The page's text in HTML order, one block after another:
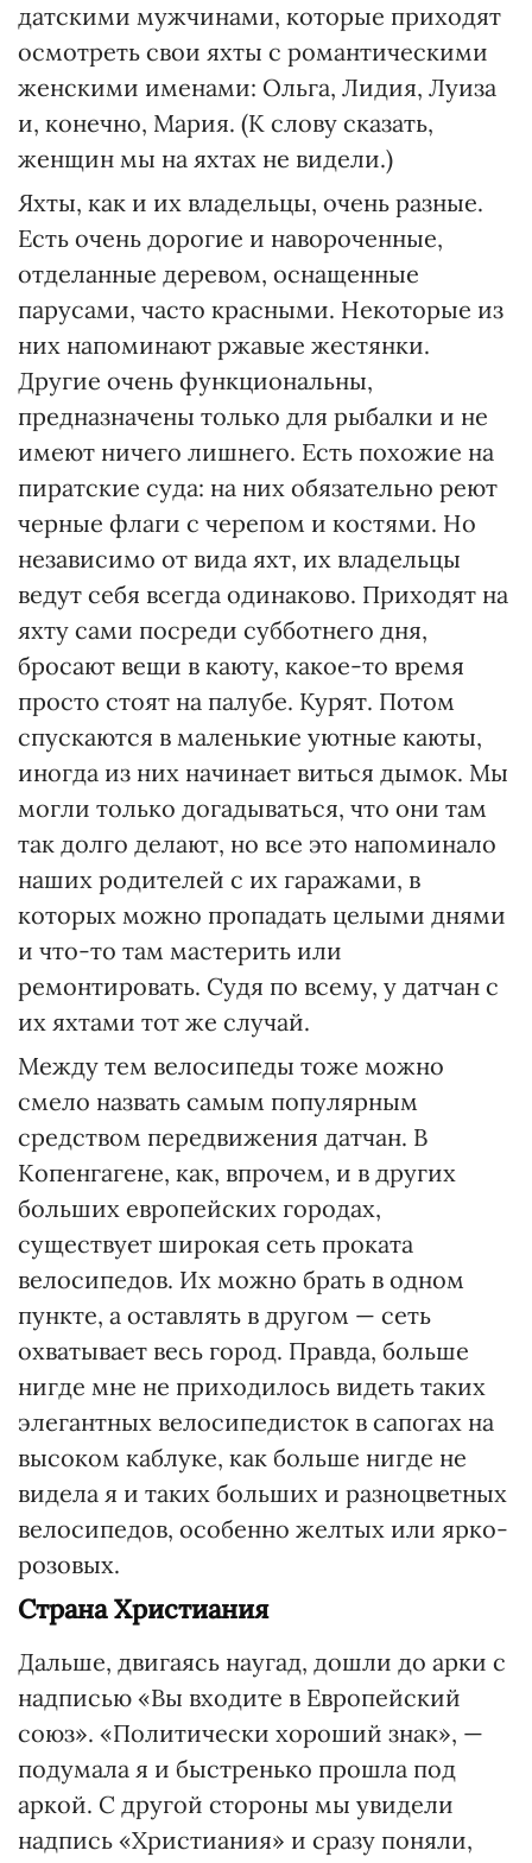
датскими мужчинами, которые приходят
осмотреть свои яхты с романтическими
женскими именами: Ольга, Лидия, Луиза
и, конечно, Мария. (К слову сказать,
женщин мы на яхтах не видели.)
Яхты, как и их владельцы, очень разные.
Есть очень дорогие и навороченные,
отделанные деревом, оснащенные
парусами, часто красными. Некоторые из
них напоминают ржавые жестянки.
Другие очень функциональны,
предназначены только для рыбалки и не
имеют ничего лишнего. Есть похожие на
пиратские суда: на них обязательно реют
черные флаги с черепом и костями. Но
независимо от вида яхт, их владельцы
ведут себя всегда одинаково. Приходят на
яхту сами посреди субботнего дня,
бросают вещи в каюту, какое-то время
просто стоят на палубе. Курят. Потом
спускаются в маленькие уютные каюты,
иногда из них начинает виться дымок. Мы
могли только догадываться, что они там
так долго делают, но все это напоминало
наших родителей с их гаражами, в
которых можно пропадать целыми днями
и что-то там мастерить или
ремонтировать. Судя по всему, у датчан с
их яхтами тот же случай.
Между тем велосипеды тоже можно
смело назвать самым популярным
средством передвижения датчан. В
Копенгагене, как, впрочем, и в других
больших европейских городах,
существует широкая сеть проката
велосипедов. Их можно брать в одном
пункте, а оставлять в другом — сеть
охватывает весь город. Правда, больше
нигде мне не приходилось видеть таких
элегантных велосипедисток в сапогах на
высоком каблуке, как больше нигде не
видела я и таких больших и разноцветных
велосипедов, особенно желтых или ярко-
розовых.
Страна Христиания
Дальше, двигаясь наугад, дошли до арки с
надписью «Вы входите в Европейский
союз». «Поли­тически хороший знак», —
подумала я и быстренько прошла под
аркой. С другой стороны мы увидели
надпись «Христиания» и сразу поняли,